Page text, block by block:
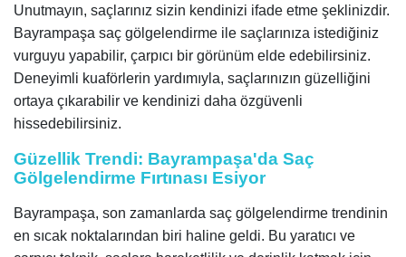
Unutmayın, saçlarınız sizin kendinizi ifade etme şeklinizdir.
Bayrampaşa saç gölgelendirme ile saçlarınıza istediğiniz
vurguyu yapabilir, çarpıcı bir görünüm elde edebilirsiniz.
Deneyimli kuaförlerin yardımıyla, saçlarınızın güzelliğini
ortaya çıkarabilir ve kendinizi daha özgüvenli
hissedebilirsiniz.
Güzellik Trendi: Bayrampaşa'da Saç
Gölgelendirme Fırtınası Esiyor
Bayrampaşa, son zamanlarda saç gölgelendirme trendinin
en sıcak noktalarından biri haline geldi. Bu yaratıcı ve